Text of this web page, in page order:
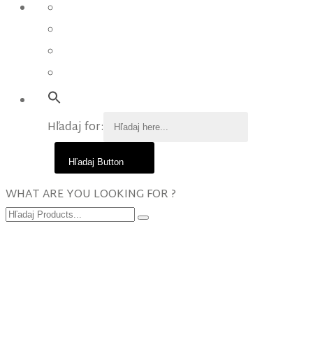
Hľadaj for:
Hľadaj Button
WHAT ARE YOU LOOKING FOR ?